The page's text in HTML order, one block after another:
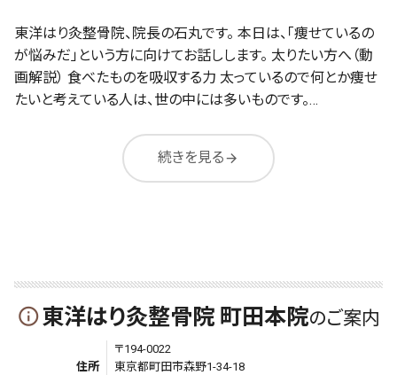
東洋はり灸整骨院、院長の石丸です。 本日は、「痩せているの
が悩みだ」という方に向けてお話しします。 太りたい方へ（動
画解説） 食べたものを吸収する力 太っているので何とか痩せ
たいと考えている人は、世の中には多いものです。…
続きを見るarrow_forward
info_outline東洋はり灸整骨院 町田本院のご案内
住所
〒194-0022
東京都町田市森野1-34-18